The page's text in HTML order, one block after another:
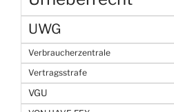
UWG
Verbraucherzentrale
Vertragsstrafe
VGU